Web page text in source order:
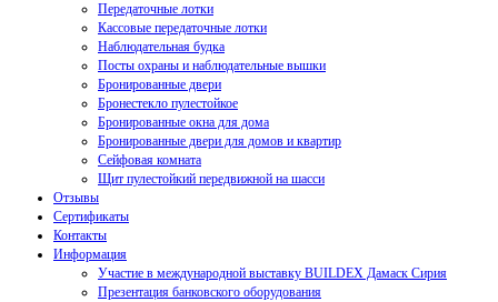
Передаточные лотки
Кассовые передаточные лотки
Наблюдательная будка
Посты охраны и наблюдательные вышки
Бронированные двери
Бронестекло пулестойкое
Бронированные окна для дома
Бронированные двери для домов и квартир
Сейфовая комната
Щит пулестойкий передвижной на шасси
Отзывы
Сертификаты
Контакты
Информация
Участие в международной выставку BUILDEX Дамаск Сирия
Презентация банковского оборудования